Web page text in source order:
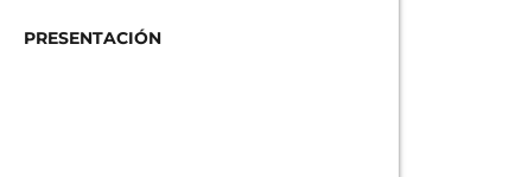
PRESENTACIÓN